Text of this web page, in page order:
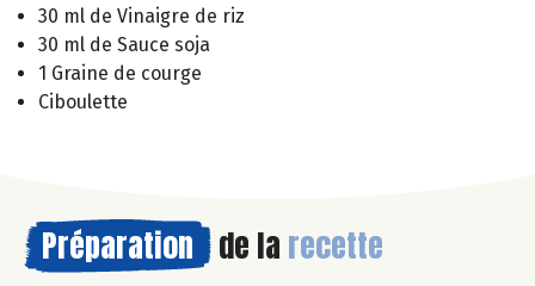
30 ml de Vinaigre de riz
30 ml de Sauce soja
1 Graine de courge
Ciboulette
Préparation de la recette